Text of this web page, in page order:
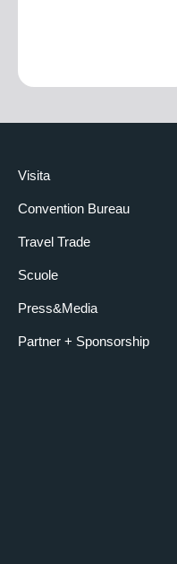
Visita
Convention Bureau
Travel Trade
Scuole
Press&Media
Partner + Sponsorship